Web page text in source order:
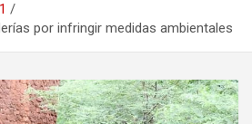
por infringir medidas ambientales